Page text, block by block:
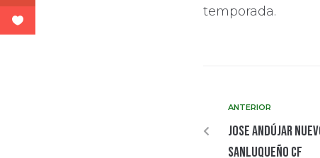
temporada.
ANTERIOR
Jose Andújar
Sanluqueño CF